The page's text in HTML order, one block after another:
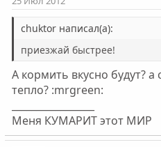
chuktor написал(а):
приезжай быстрее!
А кормить вкусно будут? а
тепло? :mrgreen:
Меня КУМАРИТ этот МИР